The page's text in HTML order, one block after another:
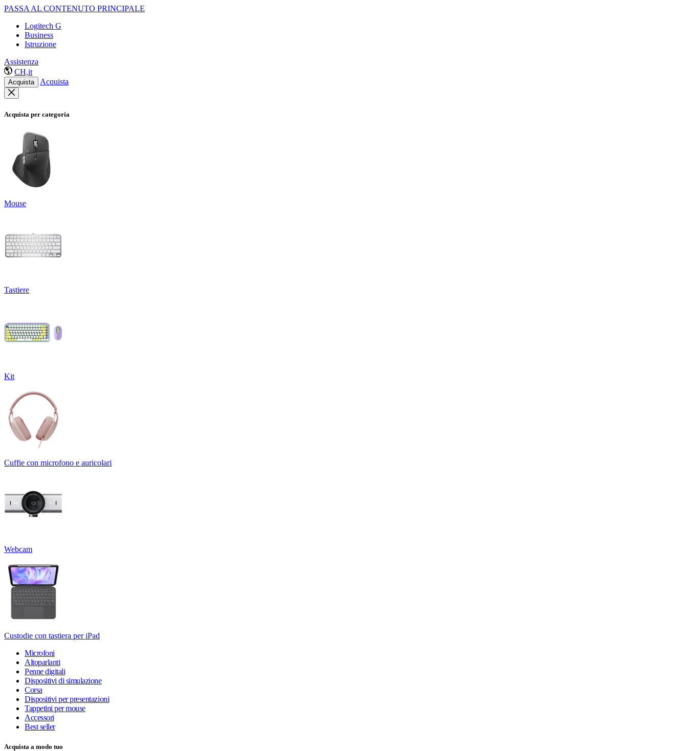
PASSA AL CONTENUTO PRINCIPALE
Logitech G
Business
Istruzione
Assistenza
CH,it
Acquista Acquista
Acquista per categoria
Mouse
Tastiere
Kit
Cuffie con microfono e auricolari
Webcam
Custodie con tastiera per iPad
Microfoni
Altoparlanti
Penne digitali
Dispositivi di simulazione
Corsa
Dispositivi per presentazioni
Tappetini per mouse
Accessori
Best seller
Acquista a modo tuo